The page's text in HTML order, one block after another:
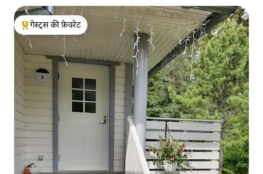
गेस्ट्स का टॉप फ़ेवरेट
गेस्ट्स की फ़ेवरेट